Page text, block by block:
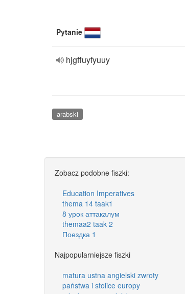
Pytanie
hjgffuyfyuuy
arabski
Zobacz podobne fiszki:
Education Imperatives
thema 14 taak1
8 урок аттакалум
themaa2 taak 2
Поездка 1
Najpopularniejsze fiszki
matura ustna angielski zwroty
państwa i stolice europy